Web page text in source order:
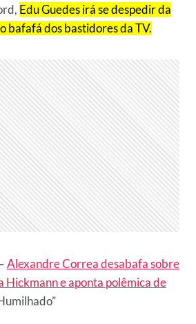
Edu Guedes irá se despedir da
bafafá dos bastidores da TV.
Alexandre Correa desabafa sobre
Hickmann e aponta polêmica de